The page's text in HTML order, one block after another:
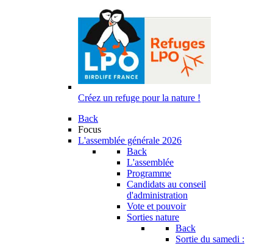
Créez un refuge pour la nature !
Back
Focus
L'assemblée générale 2026
Back
L'assemblée
Programme
Candidats au conseil
d'administration
Vote et pouvoir
Sorties nature
Back
Sortie du samedi :